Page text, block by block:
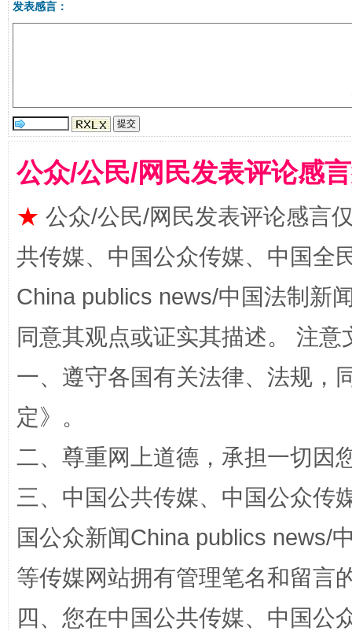
阿坝州三大球赛在茂县开幕 规模
发表感言：
公众/公民/网民发表评论感
★ 公众/公民/网民发表评论感言
共传媒、中国公众传媒、中国全
China publics news/中国法制新
同意其观点或证实其描述。 注
一、遵守各国有关法律、法规，
定》。
二、尊重网上道德，承担一切因
三、中国公共传媒、中国公众传
国公众新闻China publics news/
等传媒网站拥有管理笔名和留言
四、您在中国公共传媒、中国公